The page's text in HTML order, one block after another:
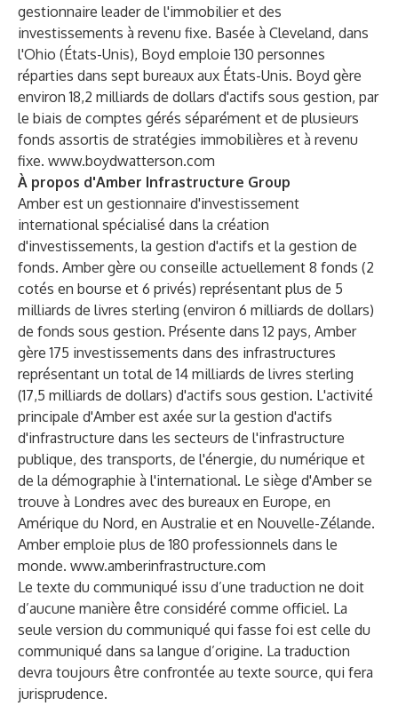
gestionnaire leader de l'immobilier et des
investissements à revenu fixe. Basée à Cleveland, dans
l'Ohio (États-Unis), Boyd emploie 130 personnes
réparties dans sept bureaux aux États-Unis. Boyd gère
environ 18,2 milliards de dollars d'actifs sous gestion, par
le biais de comptes gérés séparément et de plusieurs
fonds assortis de stratégies immobilières et à revenu
fixe. www.boydwatterson.com
À propos d'Amber Infrastructure Group
Amber est un gestionnaire d'investissement
international spécialisé dans la création
d'investissements, la gestion d'actifs et la gestion de
fonds. Amber gère ou conseille actuellement 8 fonds (2
cotés en bourse et 6 privés) représentant plus de 5
milliards de livres sterling (environ 6 milliards de dollars)
de fonds sous gestion. Présente dans 12 pays, Amber
gère 175 investissements dans des infrastructures
représentant un total de 14 milliards de livres sterling
(17,5 milliards de dollars) d'actifs sous gestion. L'activité
principale d'Amber est axée sur la gestion d'actifs
d'infrastructure dans les secteurs de l'infrastructure
publique, des transports, de l'énergie, du numérique et
de la démographie à l'international. Le siège d'Amber se
trouve à Londres avec des bureaux en Europe, en
Amérique du Nord, en Australie et en Nouvelle-Zélande.
Amber emploie plus de 180 professionnels dans le
monde. www.amberinfrastructure.com
Le texte du communiqué issu d’une traduction ne doit
d’aucune manière être considéré comme officiel. La
seule version du communiqué qui fasse foi est celle du
communiqué dans sa langue d’origine. La traduction
devra toujours être confrontée au texte source, qui fera
jurisprudence.